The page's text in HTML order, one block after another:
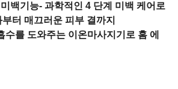
미백기능-과학적인 4 단계 미백 케어로
터 매끄러운 피부 결까지
수를 도와주는 이온마사지기로 홈 에